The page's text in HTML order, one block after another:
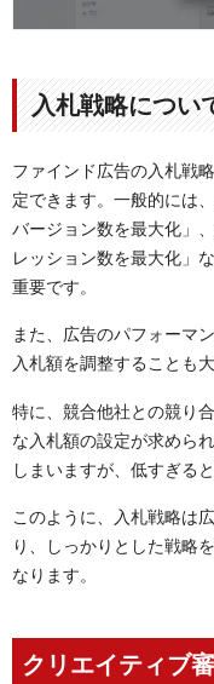
入札戦略につい
ファインド広告の入札戦
定できます。一般的には
バージョン数を最大化」
レッション数を最大化」
重要です。
また、広告のパフォーマ
入札額を調整することも大
特に、競合他社との競り
な入札額の設定が求めら
しまいますが、低すぎる
このように、入札戦略は
り、しっかりとした戦略
なります。
クリエイティブ